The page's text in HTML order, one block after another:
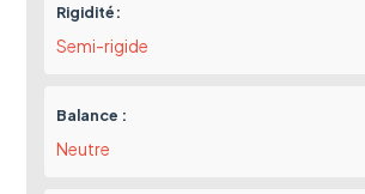
Rigidité:
Semi-rigide
Balance :
Neutre